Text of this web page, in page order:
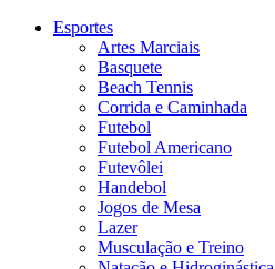
Esportes
Artes Marciais
Basquete
Beach Tennis
Corrida e Caminhada
Futebol
Futebol Americano
Futevôlei
Handebol
Jogos de Mesa
Lazer
Musculação e Treino